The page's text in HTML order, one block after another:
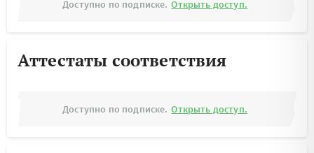
Доступно по подписке. Открыть доступ.
Аттестаты соответствия
Доступно по подписке. Открыть доступ.